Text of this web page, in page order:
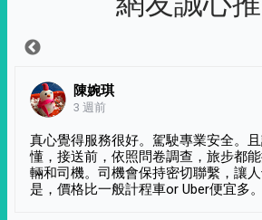
陳婉琪
3 週前
真心覺得服務很好。駕駛專業安全。
懂，接送前，依照問卷調查，旅步都
輛和司機。司機會保持密切聯繫，讓
是，價格比一般計程車or Uber便宜多